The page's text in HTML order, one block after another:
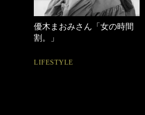
女の時間
【ワーママのきれいめカジ
ュアル通勤】
FASHION